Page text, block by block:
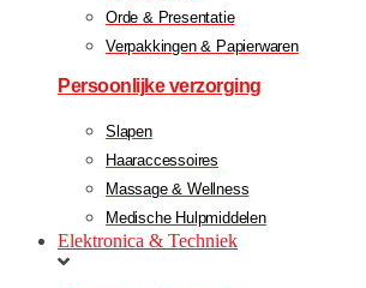
Orde & Presentatie
Verpakkingen & Papierwaren
Persoonlijke verzorging
Slapen
Haaraccessoires
Massage & Wellness
Medische Hulpmiddelen
Elektronica & Techniek